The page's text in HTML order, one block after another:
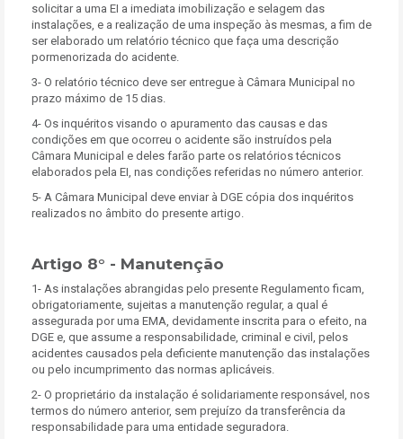
solicitar a uma EI a imediata imobilização e selagem das
instalações, e a realização de uma inspeção às mesmas, a fim de
ser elaborado um relatório técnico que faça uma descrição
pormenorizada do acidente.
3- O relatório técnico deve ser entregue à Câmara Municipal no
prazo máximo de 15 dias.
4- Os inquéritos visando o apuramento das causas e das
condições em que ocorreu o acidente são instruídos pela
Câmara Municipal e deles farão parte os relatórios técnicos
elaborados pela EI, nas condições referidas no número anterior.
5- A Câmara Municipal deve enviar à DGE cópia dos inquéritos
realizados no âmbito do presente artigo.
Artigo 8° - Manutenção
1- As instalações abrangidas pelo presente Regulamento ficam,
obrigatoriamente, sujeitas a manutenção regular, a qual é
assegurada por uma EMA, devidamente inscrita para o efeito, na
DGE e, que assume a responsabilidade, criminal e civil, pelos
acidentes causados pela deficiente manutenção das instalações
ou pelo incumprimento das normas aplicáveis.
2- O proprietário da instalação é solidariamente responsável, nos
termos do número anterior, sem prejuízo da transferência da
responsabilidade para uma entidade seguradora.